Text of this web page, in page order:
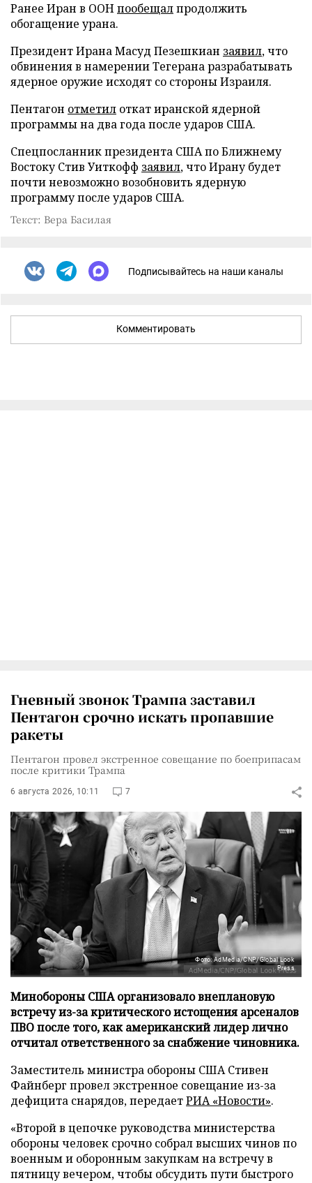
Ранее Иран в ООНпообещалпродолжить
обогащение урана.
Президент Ирана Масуд Пезешкиан заявил, что
обвинения в намерении Тегерана разрабатывать
ядерное оружие исходят со стороны Израиля.
Пентагон отметил откат иранской ядерной
программы на два года после ударов США.
Спецпосланник президента США по Ближнему
Востоку Стив Уиткофф заявил, что Ирану будет
почти невозможно возобновить ядерную
программу после ударов США.
Текст: Вера Басилая
Подписывайтесь на наши каналы
Комментировать
Гневный звонок Трампа заставил
Пентагон срочно искать пропавшие
ракеты
Пентагон провел экстренное совещание по боеприпасам
после критики Трампа
6 августа 2026, 10:11 7
Фото: AdMedia/CNP/Global Look
Press
Минобороны США организовало внеплановую
встречу из-за критического истощения арсеналов
ПВО после того, как американский лидер лично
отчитал ответственного за снабжение чиновника.
Заместитель министра обороны США Стивен
Файнберг провел экстренное совещание из-за
дефицита снарядов, передаетРИА «Новости».
«Второй в цепочке руководства министерства
обороны человек срочно собрал высших чинов по
военным и оборонным закупкам на встречу в
пятницу вечером, чтобы обсудить пути быстрого